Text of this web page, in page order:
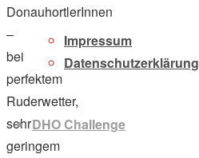
Impressum
Datenschutzerklärung
DHO Challenge
DonauhortlerInnen
–
bei
perfektem
Ruderwetter,
sehr
geringem